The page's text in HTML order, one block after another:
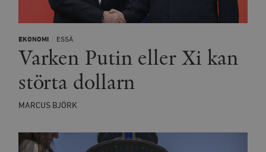
EKONOMI ESSÄ
Varken Putin eller Xi kan
störta dollarn
MARCUS BJÖRK